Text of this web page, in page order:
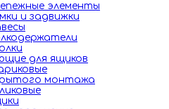
элементы
и задвижки
для ящиков
монтажа